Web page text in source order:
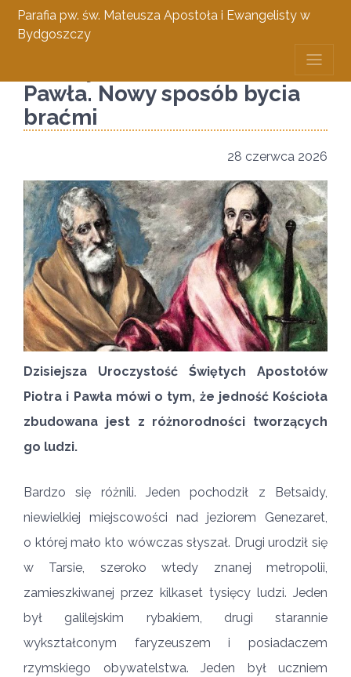
Parafia pw. św. Mateusza Apostoła i Ewangelisty w
Bydgoszczy
Pawła. Nowy sposób bycia
braćmi
28 czerwca 2026
Dzisiejsza Uroczystość Świętych Apostołów
Piotra i Pawła mówi o tym, że jedność Kościoła
zbudowana jest z różnorodności tworzących
go ludzi.
Bardzo się różnili. Jeden pochodził z Betsaidy,
niewielkiej miejscowości nad jeziorem Genezaret,
o której mało kto wówczas słyszał. Drugi urodził się
w Tarsie, szeroko wtedy znanej metropolii,
zamieszkiwanej przez kilkaset tysięcy ludzi. Jeden
był galilejskim rybakiem, drugi starannie
wykształconym faryzeuszem i posiadaczem
rzymskiego obywatelstwa. Jeden był uczniem